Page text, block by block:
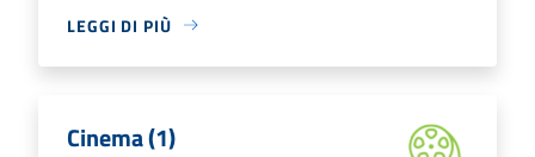
LEGGI DI PIÙ
Cinema (1)